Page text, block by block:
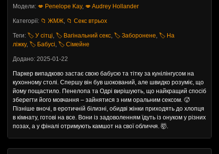
Модели: 💋 Penelope Kay, 💋 Audrey Hollander
Категорії: 📁 ЖМЖ, 📁 Секс втрьох
Теги: 🏷️ У сітці, 🏷️ Вагінальний секс, 🏷️ Заборонене, 🏷️ На
ліжку, 🏷️ Бабусі, 🏷️ Сімейне
Додано: 2025-01-22
Паркер випадково застає свою бабусю та тітку за кунілінгусом на
кухонному столі. Спершу він був шокований, але швидко розуміє, що
йому пощастило. Пенелопа та Одрі вирішують, що найкращий спосіб
зберегти його мовчання – зайнятися з ним оральним сексом. 🥵
Пізніше вночі, в еротичній білизні, обидві жінки приходять до хлопця
в кімнату, готові на все. Вони із задоволенням їдуть із онуком у різних
позах, а у фіналі отримують камшот на свої обличчя. 🤯.